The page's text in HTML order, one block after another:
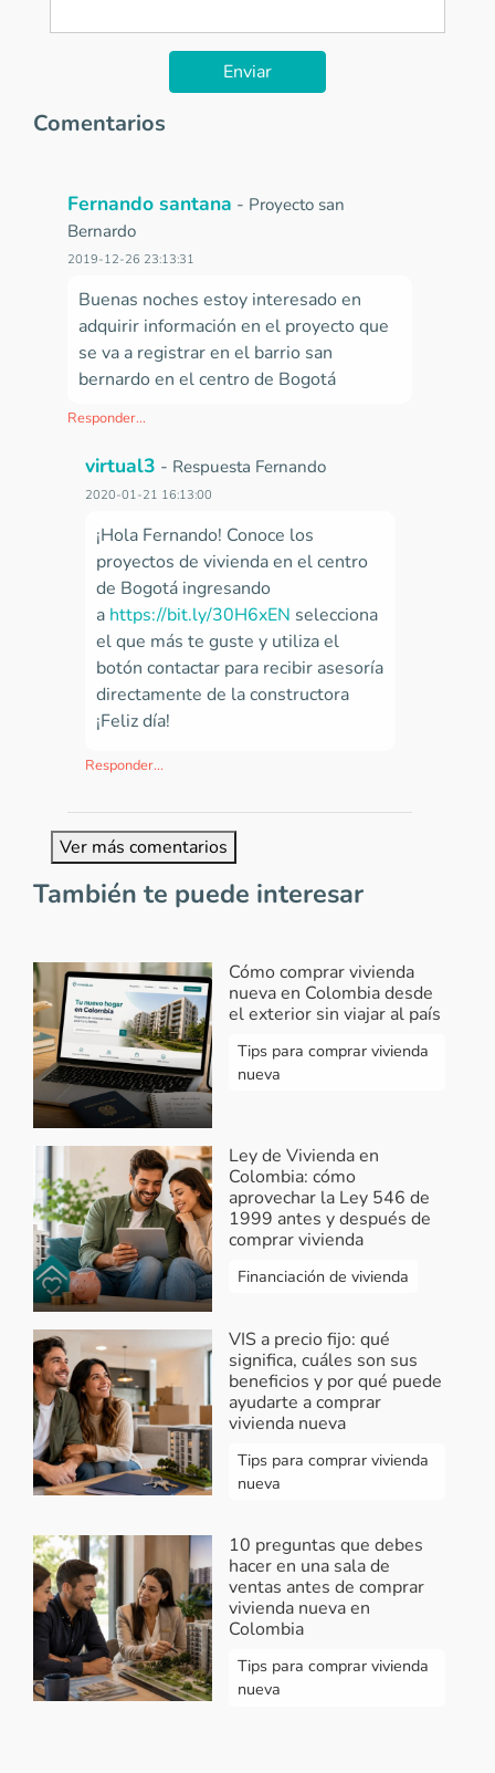
Enviar
Comentarios
Fernando santana - Proyecto san
Bernardo
2019-12-26 23:13:31
Buenas noches estoy interesado en
adquirir información en el proyecto que
se va a registrar en el barrio san
bernardo en el centro de Bogotá
Responder...
virtual3 - Respuesta Fernando
2020-01-21 16:13:00
¡Hola Fernando! Conoce los
proyectos de vivienda en el centro
de Bogotá ingresando
a https://bit.ly/30H6xEN selecciona
el que más te guste y utiliza el
botón contactar para recibir asesoría
directamente de la constructora
¡Feliz día!
Responder...
Ver más comentarios
También te puede interesar
Cómo comprar vivienda
nueva en Colombia desde
el exterior sin viajar al país
Tips para comprar vivienda
nueva
Ley de Vivienda en
Colombia: cómo
aprovechar la Ley 546 de
1999 antes y después de
comprar vivienda
Financiación de vivienda
VIS a precio fijo: qué
significa, cuáles son sus
beneficios y por qué puede
ayudarte a comprar
vivienda nueva
Tips para comprar vivienda
nueva
10 preguntas que debes
hacer en una sala de
ventas antes de comprar
vivienda nueva en
Colombia
Tips para comprar vivienda
nueva